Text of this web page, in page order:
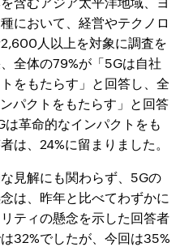
において、経営やテクノロ
人以上を対象に調査を
全体の79%が「5Gは自社
をもたらす」と回答し、全
パクトをもたらす」と回答
革命的なインパクトをも
は、24%に留まりました。
見解にも関わらず、5Gの
は、昨年と比べてわずかに
ティの懸念を示した回答者
32%でしたが、今回は35%